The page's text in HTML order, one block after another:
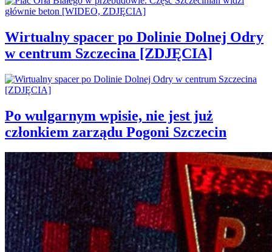
Wirtualny spacer po Dolinie Dolnej Odry
w centrum Szczecina [ZDJĘCIA]
Po wulgarnym wpisie, nie jest już
członkiem zarządu Pogoni Szczecin